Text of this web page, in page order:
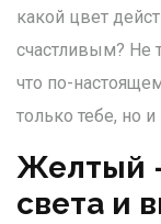
какой цвет
счастливым? Не
что по-
только тебе, но
Желтый -
света и